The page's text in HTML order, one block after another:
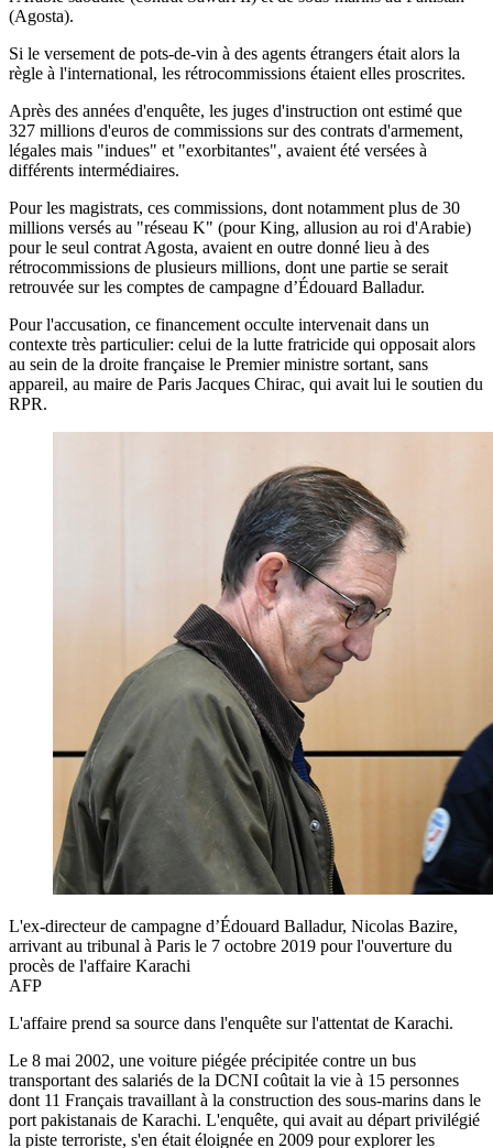
(Agosta).
Si le versement de pots-de-vin à des agents étrangers était alors la
règle à l'international, les rétrocommissions étaient elles proscrites.
Après des années d'enquête, les juges d'instruction ont estimé que
327 millions d'euros de commissions sur des contrats d'armement,
légales mais "indues" et "exorbitantes", avaient été versées à
différents intermédiaires.
Pour les magistrats, ces commissions, dont notamment plus de 30
millions versés au "réseau K" (pour King, allusion au roi d'Arabie)
pour le seul contrat Agosta, avaient en outre donné lieu à des
rétrocommissions de plusieurs millions, dont une partie se serait
retrouvée sur les comptes de campagne d’Édouard Balladur.
Pour l'accusation, ce financement occulte intervenait dans un
contexte très particulier: celui de la lutte fratricide qui opposait alors
au sein de la droite française le Premier ministre sortant, sans
appareil, au maire de Paris Jacques Chirac, qui avait lui le soutien du
RPR.
L'ex-directeur de campagne d’Édouard Balladur, Nicolas Bazire,
arrivant au tribunal à Paris le 7 octobre 2019 pour l'ouverture du
procès de l'affaire Karachi
AFP
L'affaire prend sa source dans l'enquête sur l'attentat de Karachi.
Le 8 mai 2002, une voiture piégée précipitée contre un bus
transportant des salariés de la DCNI coûtait la vie à 15 personnes
dont 11 Français travaillant à la construction des sous-marins dans le
port pakistanais de Karachi. L'enquête, qui avait au départ privilégié
la piste terroriste, s'en était éloignée en 2009 pour explorer les